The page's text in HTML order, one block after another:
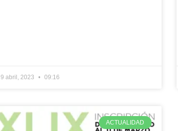
9 abril, 2023 09:16
ACTUALIDAD